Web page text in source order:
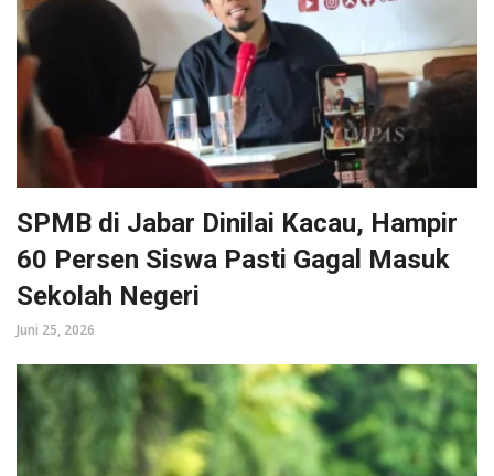
SPMB di Jabar Dinilai Kacau, Hampir
60 Persen Siswa Pasti Gagal Masuk
Sekolah Negeri
Juni 25, 2026